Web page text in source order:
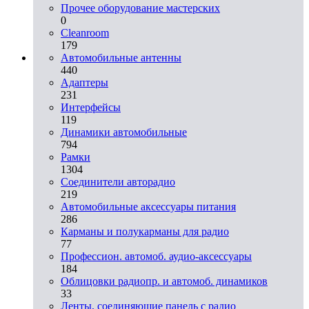
Прочее оборудование мастерских
0
Cleanroom
179
Автомобильные антенны
440
Адаптеры
231
Интерфейсы
119
Динамики автомобильные
794
Рамки
1304
Соединители авторадио
219
Автомобильные аксессуары питания
286
Карманы и полукарманы для радио
77
Профессион. автомоб. аудио-аксессуары
184
Облицовки радиопр. и автомоб. динамиков
33
Ленты, соединяющие панель с радио